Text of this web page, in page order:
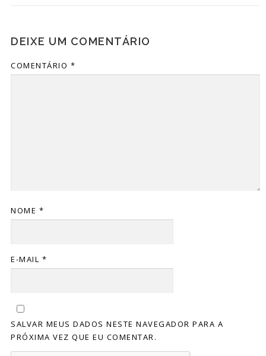
DEIXE UM COMENTÁRIO
COMENTÁRIO *
NOME *
E-MAIL *
SALVAR MEUS DADOS NESTE NAVEGADOR PARA A
PRÓXIMA VEZ QUE EU COMENTAR.